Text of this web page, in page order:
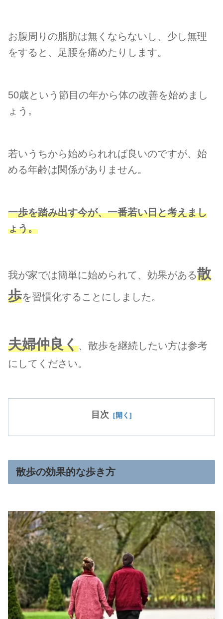
お腹周りの脂肪は無くならないし、少し無理
をすると、足腰を痛めたりします。
50歳という節目の年から体の改善を始めまし
ょう。
若いうちから始められれば良いのですが、始
める年齢は関係がありません。
一歩を踏み出す今が、一番若い日と考えまし
ょう。
我が家では簡単に始められて、効果がある散
歩を習慣化することにしました。
夫婦仲良く、散歩を継続したい方は参考
にしてください。
目次
散歩の効果的な歩き方